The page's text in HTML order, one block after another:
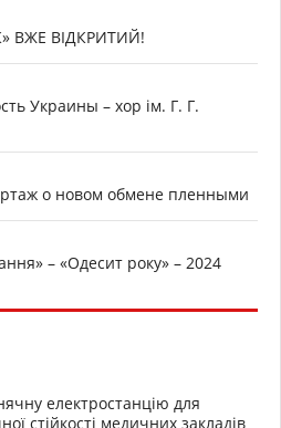
ВЖЕ ВІДКРИТИЙ!
Украины – хор ім. Г. Г.
о новом обмене пленными
– «Одесит року» – 2024
електростанцію для
стійкості медичних закладів